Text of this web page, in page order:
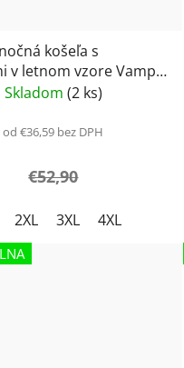
košeľa s
v letnom vzore Vamp
Skladom (2 ks)
od €36,59 bez DPH
€52,90
2XL 3XL 4XL